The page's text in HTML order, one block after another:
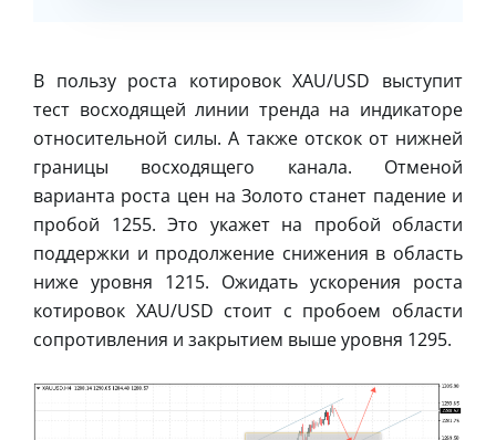
В пользу роста котировок XAU/USD выступит
тест восходящей линии тренда на индикаторе
относительной силы. А также отскок от нижней
границы восходящего канала. Отменой
варианта роста цен на Золото станет падение и
пробой 1255. Это укажет на пробой области
поддержки и продолжение снижения в область
ниже уровня 1215. Ожидать ускорения роста
котировок XAU/USD стоит с пробоем области
сопротивления и закрытием выше уровня 1295.